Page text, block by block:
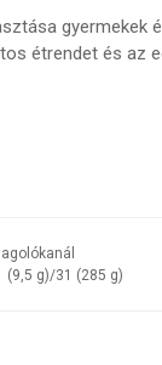
gyermekek
étrendet és az
(9,5 g)/31 (285 g)